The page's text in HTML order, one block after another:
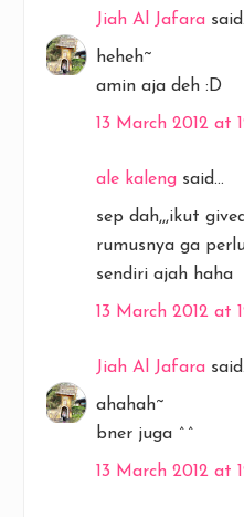
Jiah Al Jafara
heheh~
amin aja deh :D
13 March 2012 at
ale kaleng said...
sep dah,,,ikut
rumusnya ga
sendiri ajah haha
13 March 2012 at
Jiah Al Jafara
ahahah~
bner juga ^^
13 March 2012 at